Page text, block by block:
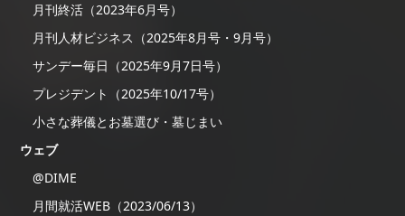
月刊終活（2023年6月号）
月刊人材ビジネス（2025年8月号・9月号）
サンデー毎日（2025年9月7日号）
プレジデント（2025年10/17号）
小さな葬儀とお墓選び・墓じまい
ウェブ
@DIME
月間就活WEB（2023/06/13）